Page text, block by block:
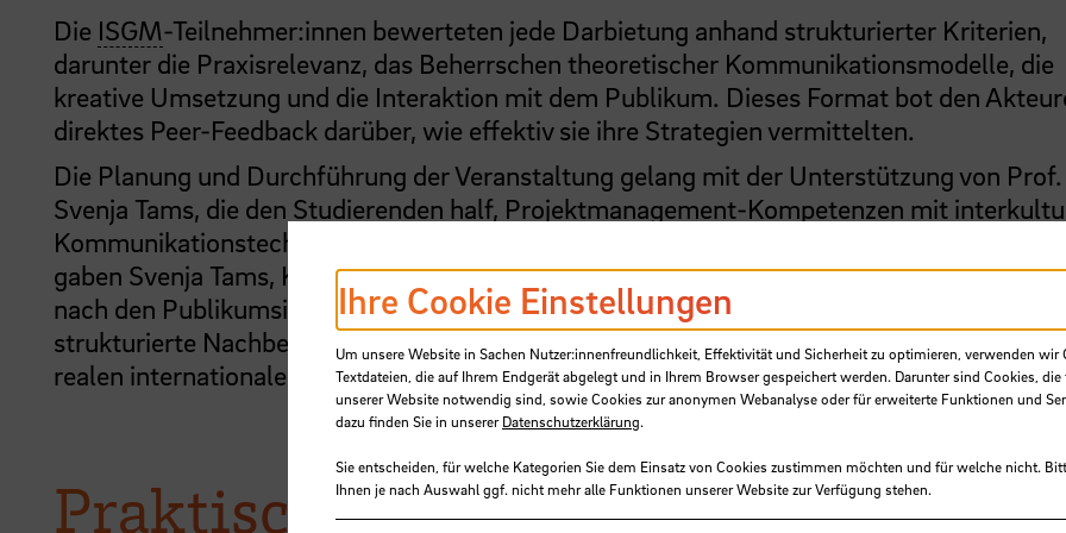
Die ISGM-Teilnehmer:innen bewerteten jede Darbietung anhand strukturierter Kriterien,
darunter die Praxisrelevanz, das Beherrschen theoretischer Kommunikationsmodelle, die
kreative Umsetzung und die Interaktion mit dem Publikum. Dieses Format bot den
direktes Peer-Feedback darüber, wie effektiv sie ihre Strategien vermittelten.
Die Planung und Durchführung der Veranstaltung gelang mit der Unterstützung von Prof.
Svenja Tams, die den Studierenden half, Projektmanagement-Kompetenzen mit
Kommunikationstechniken zu verknüpfen. Um den pädagogischen Wert der Übung zu
gaben Svenja Tams, Katrin Nissel und Mayank Golpelwar direkt im Anschluss an jeden
nach den Publikumsinterventionen wissenschaftliches und praxisbasiertes Feedback. Diese
strukturierte Nachbesprechung half den Studierenden, die theatralischen Szenarien
realen internationalen Herausforderungen zu verknüpfen.
Praktische Lösungen für globale
Ihre Cookie Einstellungen
Um unsere Website in Sachen Nutzer:innenfreundlichkeit, Effektivität und Sicherheit zu optimieren, verwenden wir
Textdateien, die auf Ihrem Endgerät abgelegt und in Ihrem Browser gespeichert werden. Darunter sind Cookies,
unserer Website notwendig sind, sowie Cookies zur anonymen Webanalyse oder für erweiterte Funktionen und
dazu finden Sie in unsererDatenschutzerklärung.
Sie entscheiden, für welche Kategorien Sie dem Einsatz von Cookies zustimmen möchten und für welche nicht.
Ihnen je nach Auswahl ggf. nicht mehr alle Funktionen unserer Website zur Verfügung stehen.